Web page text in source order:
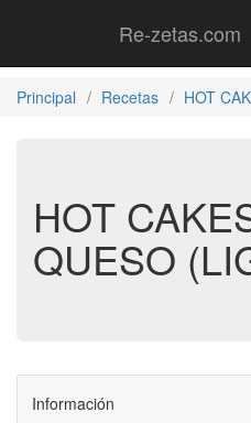
Re-zetas.com
Principal Recetas HOT
HOT
QUESO
Información